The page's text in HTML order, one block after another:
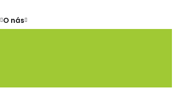
O nás